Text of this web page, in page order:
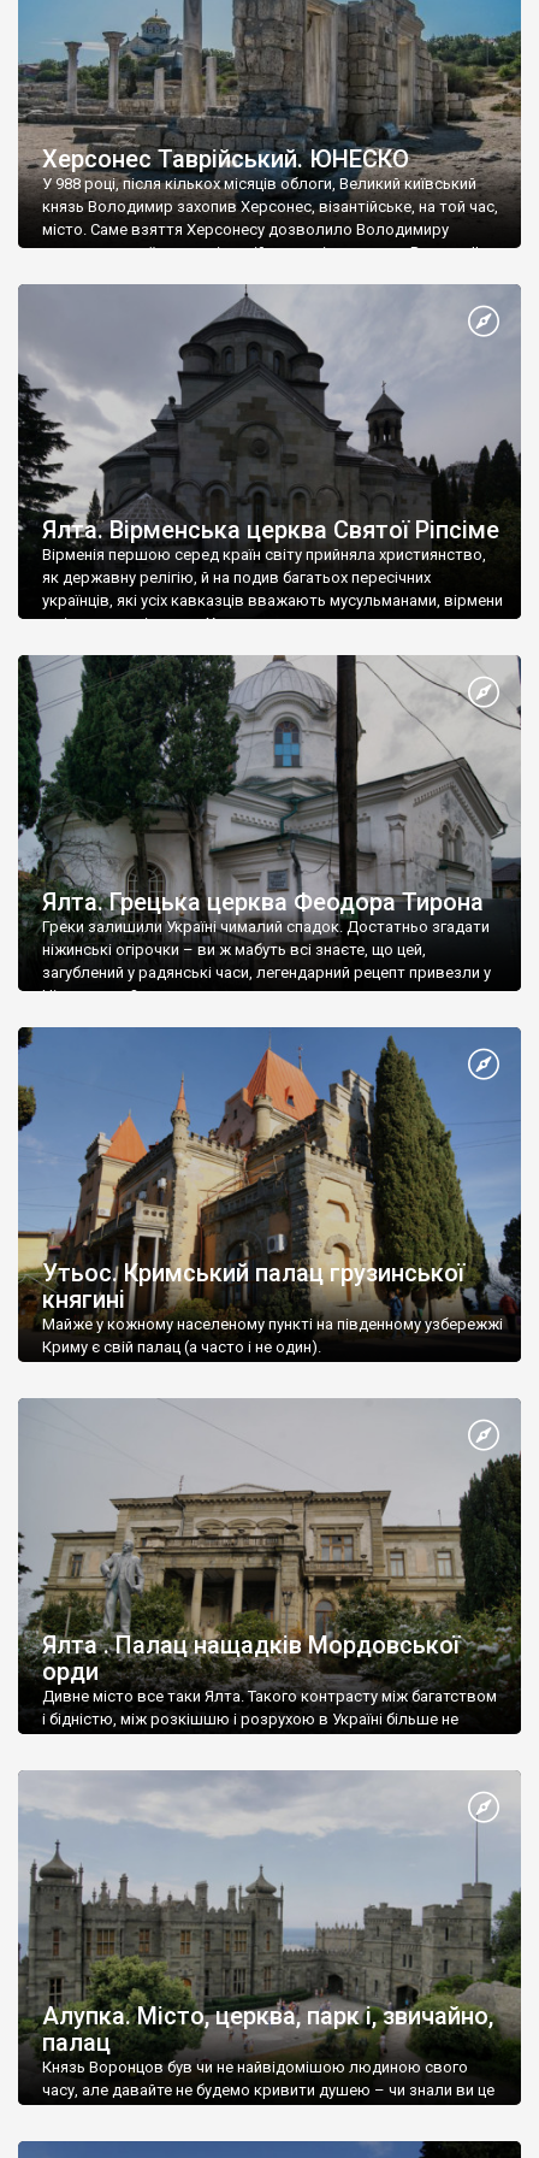
Херсонес Таврійський. ЮНЕСКО
У 988 році, після кількох місяців облоги, Великий київський
князь Володимир захопив Херсонес, візантійське, на той час,
місто. Саме взяття Херсонесу дозволило Володимиру
диктувати свої умови візантійському імператору Василю ІІ, та
Херсонесі Володимир-язичник, став Василем-християнином.
А потім було Хрещення Русі. На честь Херсонесу Таврійського
Ялта. Вірменська церква Святої Ріпсіме
Вірменія першою серед країн світу прийняла християнство,
як державну релігію, й на подив багатьох пересічних
українців, які усіх кавказців вважають мусульманами, вірмени
є відданими вірянами Христа
Ялта. Грецька церква Феодора Тирона
Греки залишили Україні чималий спадок. Достатньо згадати
ніжинські огірочки – ви ж мабуть всі знаєте, що цей,
загублений у радянські часи, легендарний рецепт привезли у
Ніжин греки?
Утьос. Кримський палац грузинської
княгині
Майже у кожному населеному пункті на південному узбережжі
Криму є свій палац (а часто і не один).
Ялта . Палац нащадків Мордовської
орди
Дивне місто все таки Ялта. Такого контрасту між багатством
і бідністю, між розкішшю і розрухою в Україні більше не
Алупка. Місто, церква, парк і, звичайно,
палац
Князь Воронцов був чи не найвідомішою людиною свого
часу, але давайте не будемо кривити душею – чи знали ви це